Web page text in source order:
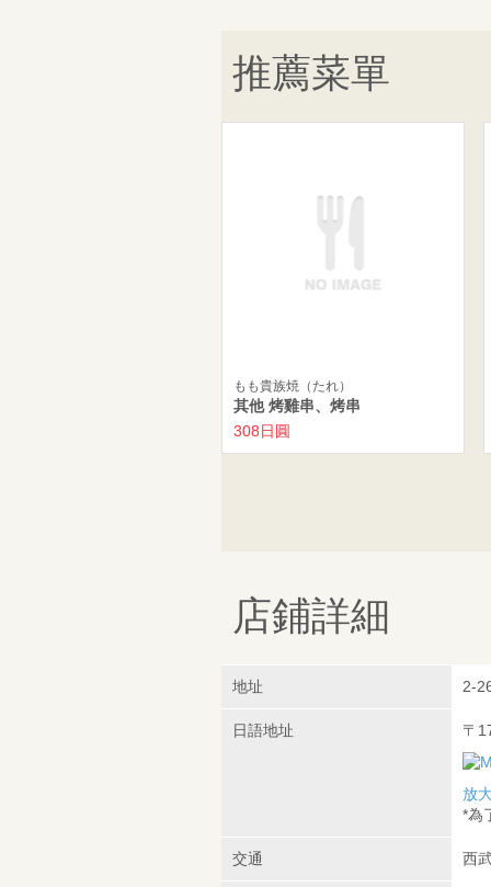
推薦菜單
もも貴族焼（たれ）
其他 烤雞串、烤串
308日圓
店鋪詳細
地址 2-
日語地址 〒
放
*為
交通 西